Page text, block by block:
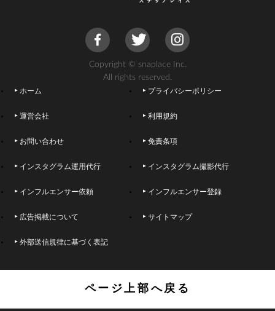
Copyright © snaplace Inc.
All rights reserved.
ホーム プライバシーポリシー
運営会社 利用規約
お問い合わせ 免責条項
インスタグラム運用代行 インスタグラム撮影代行
インフルエンサー依頼 インフルエンサー登録
広告掲載について サイトマップ
外部送信規律に基づく表記
ページ上部へ戻る